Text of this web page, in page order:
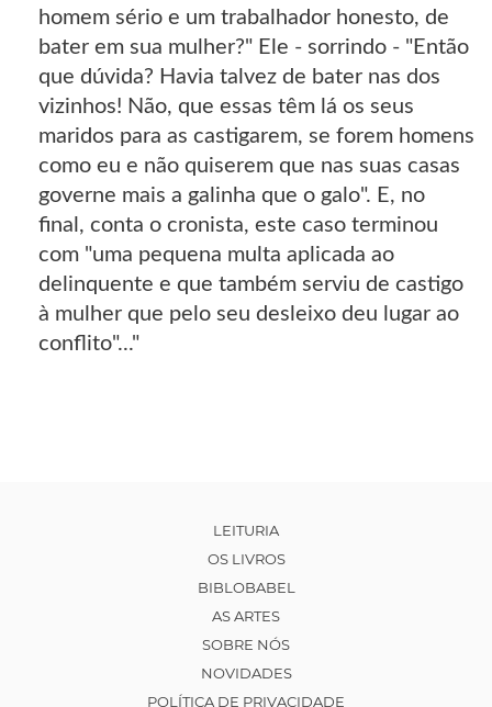
homem sério e um trabalhador honesto, de
bater em sua mulher?" Ele - sorrindo - "Então
que dúvida? Havia talvez de bater nas dos
vizinhos! Não, que essas têm lá os seus
maridos para as castigarem, se forem homens
como eu e não quiserem que nas suas casas
governe mais a galinha que o galo". E, no
final, conta o cronista, este caso terminou
com "uma pequena multa aplicada ao
delinquente e que também serviu de castigo
à mulher que pelo seu desleixo deu lugar ao
conflito"..."
LEITURIA
OS LIVROS
BIBLOBABEL
AS ARTES
SOBRE NÓS
NOVIDADES
POLÍTICA DE PRIVACIDADE